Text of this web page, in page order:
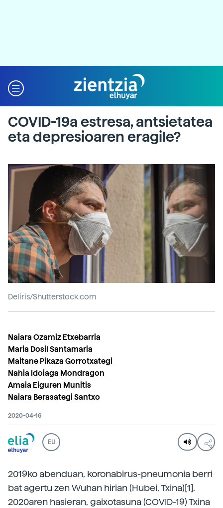
COVID-19a estresa, antsietatea
eta depresioaren eragile?
Deliris/Shutterstock.com
Naiara Ozamiz Etxebarria
Maria Dosil Santamaria
Maitane Pikaza Gorrotxategi
Nahia Idoiaga Mondragon
Amaia Eiguren Munitis
Naiara Berasategi Santxo
2020-04-16
EU
2019ko abenduan, koronabirus-pneumonia berri
bat agertu zen Wuhan hirian (Hubei, Txina)[1].
2020aren hasieran, gaixotasuna (COVID-19) Txina